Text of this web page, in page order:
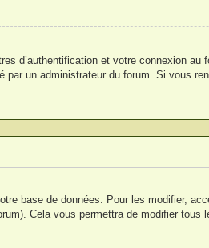
d’authentification et votre connexion
un administrateur du forum. Si vous
base de données. Pour les modifier,
Cela vous permettra de modifier tous